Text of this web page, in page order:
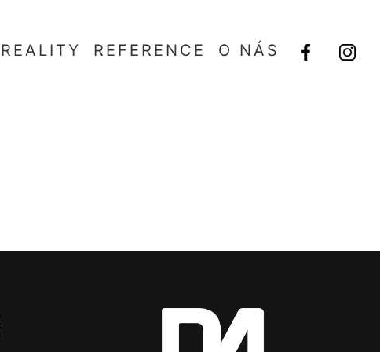
REALITY REFERENCE O NÁS